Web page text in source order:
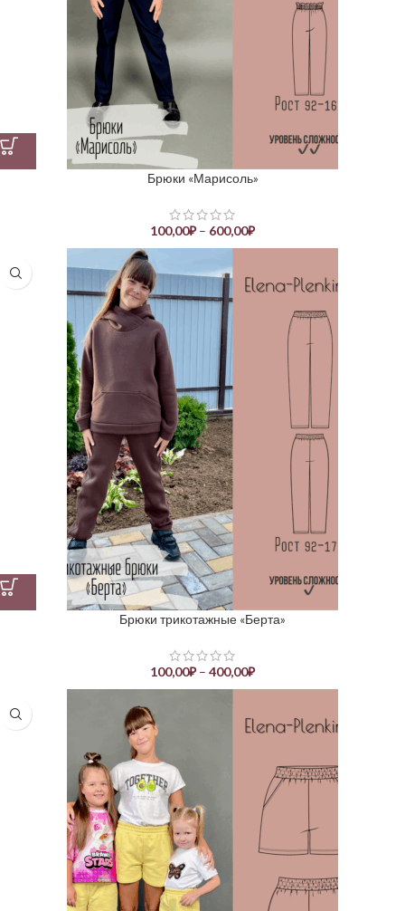
Брюки «Марисоль»
100,00₽ – 600,00₽
Брюки трикотажные «Берта»
100,00₽ – 400,00₽